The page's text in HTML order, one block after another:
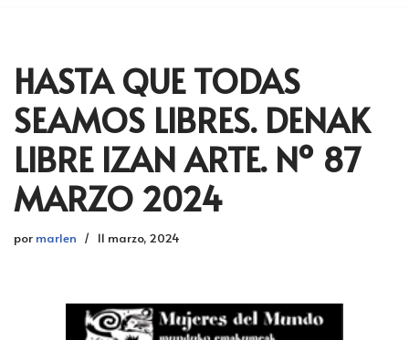
HASTA QUE TODAS
SEAMOS LIBRES. DENAK
LIBRE IZAN ARTE. Nº 87
MARZO 2024
por marlen 11 marzo, 2024